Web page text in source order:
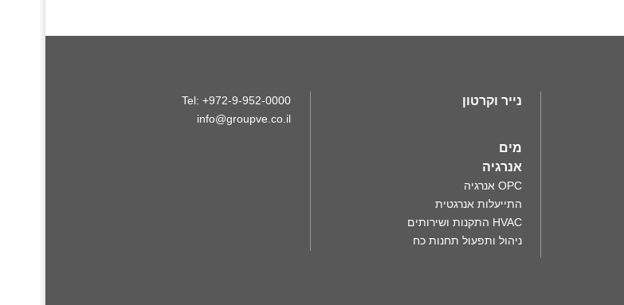
נייר וקרטון
מים
אנרגיה
OPC אנרגיה
התייעלות אנרגטית
HVAC התקנות ושירותים
ניהול ותפעול תחנות כח
Tel: +972-9-952-0000
info@groupve.co.il